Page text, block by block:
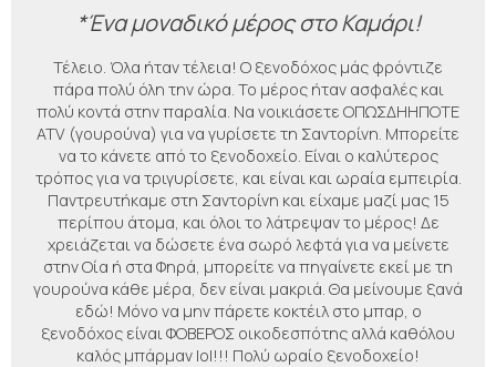
*Ένα μοναδικό μέρος στο Καμάρι!
Τέλειο. Όλα ήταν τέλεια! Ο ξενοδόχος μάς φρόντιζε
πάρα πολύ όλη την ώρα. Το μέρος ήταν ασφαλές και
πολύ κοντά στην παραλία. Να νοικιάσετε ΟΠΩΣΔΗΗΠΟΤΕ
ATV (γουρούνα) για να γυρίσετε τη Σαντορίνη. Μπορείτε
να το κάνετε από το ξενοδοχείο. Είναι ο καλύτερος
τρόπος για να τριγυρίσετε, και είναι και ωραία εμπειρία.
Παντρευτήκαμε στη Σαντορίνη και είχαμε μαζί μας 15
περίπου άτομα, και όλοι το λάτρεψαν το μέρος! Δε
χρειάζεται να δώσετε ένα σωρό λεφτά για να μείνετε
στην Οία ή στα Φηρά, μπορείτε να πηγαίνετε εκεί με τη
γουρούνα κάθε μέρα, δεν είναι μακριά. Θα μείνουμε ξανά
εδώ! Μόνο να μην πάρετε κοκτέιλ στο μπαρ, ο
ξενοδόχος είναι ΦΟΒΕΡΟΣ οικοδεσπότης αλλά καθόλου
καλός μπάρμαν lol!!! Πολύ ωραίο ξενοδοχείο!